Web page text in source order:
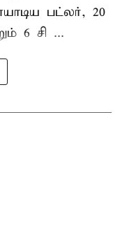
பட்லர், 20
6 சி ...